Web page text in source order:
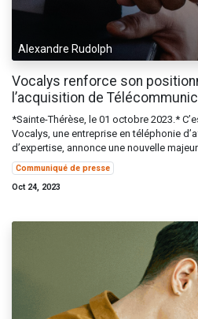
Alexandre Rudolph
Vocalys renforce son
l’acquisition de
*Sainte-Thérèse, le 01 octobre 2023.*
Vocalys, une entreprise en téléphonie
d’expertise, annonce une nouvelle
Communiqué de presse
Oct 24, 2023